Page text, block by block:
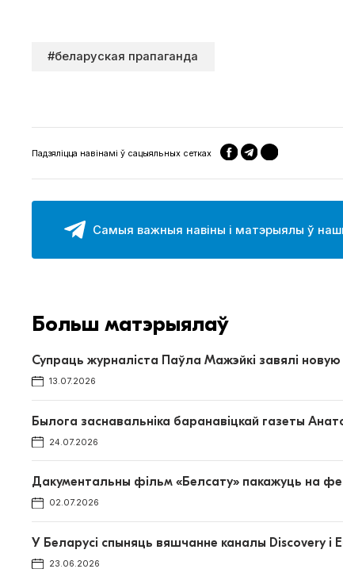
#беларуская прапаганда
Падзяліцца навінамі ў сацыяльных сетках
Самыя важныя навіны і матэрыялы ў
Больш матэрыялаў
Супраць журналіста Паўла Мажэйкі завялі
13.07.2026
Былога заснавальніка баранавіцкай газеты
24.07.2026
Дакументальны фільм «Белсату» пакажуць на
02.07.2026
У Беларусі спыняць вяшчанне каналы Discovery і
23.06.2026